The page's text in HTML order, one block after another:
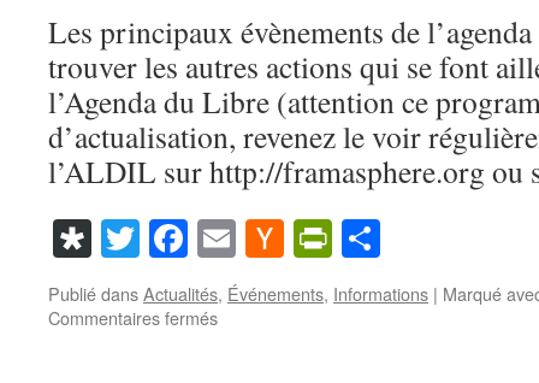
dans
le
Rhône
Les principaux évènements de
trouver les autres actions qui se font
l’Agenda du Libre (attention ce
d’actualisation, revenez le voir
l’ALDIL sur http://framasphere.org ou
Diaspora
TwitterFacebook
EmailHacker
News
PrintFriendly
Publié dansActualités, Événements, Informations | Marqué
Commentaires ferméssur